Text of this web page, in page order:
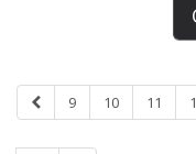
9 10 11